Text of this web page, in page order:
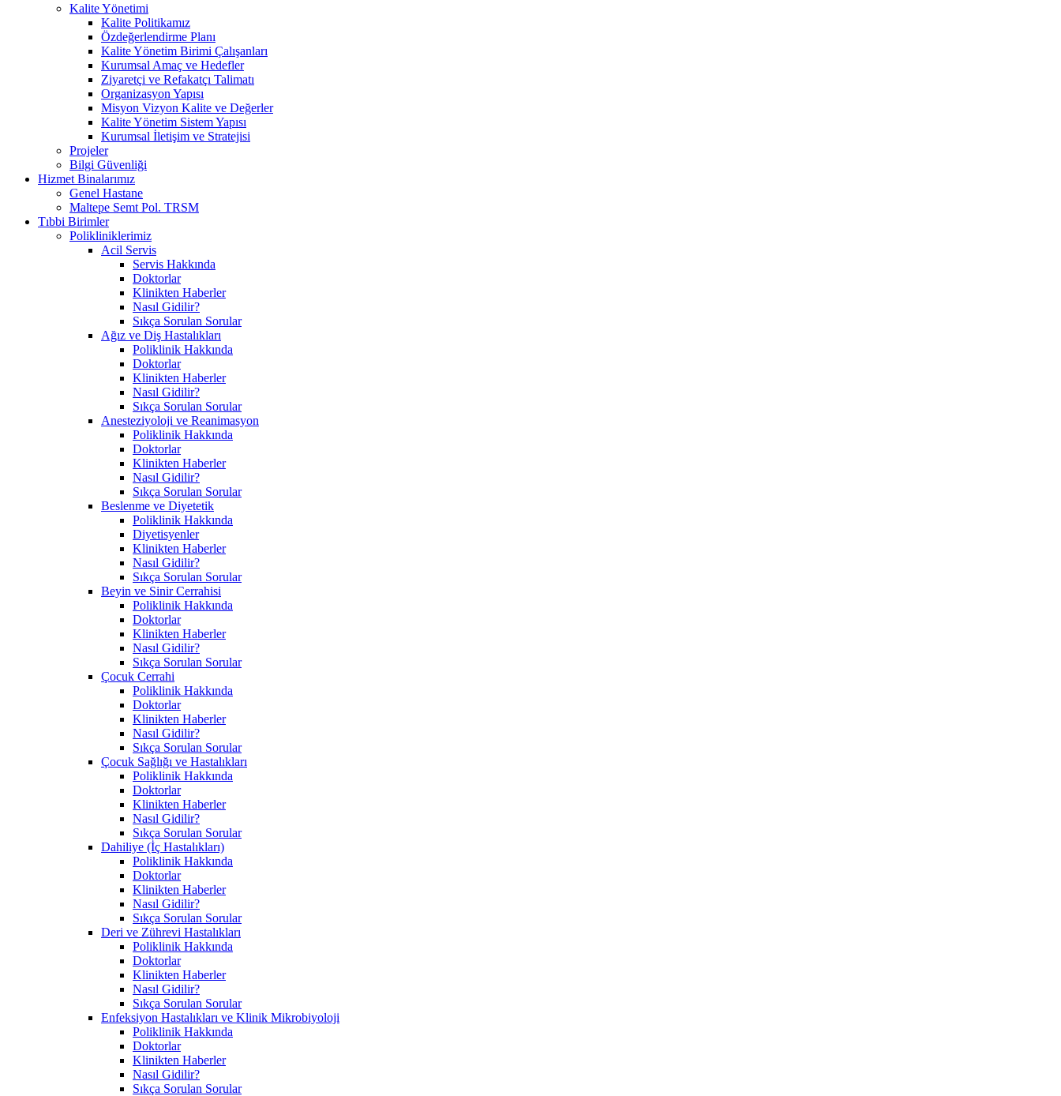
Kalite Yönetimi
Kalite Politikamız
Özdeğerlendirme Planı
Kalite Yönetim Birimi Çalışanları
Kurumsal Amaç ve Hedefler
Ziyaretçi ve Refakatçı Talimatı
Organizasyon Yapısı
Misyon Vizyon Kalite ve Değerler
Kalite Yönetim Sistem Yapısı
Kurumsal İletişim ve Stratejisi
Projeler
Bilgi Güvenliği
Hizmet Binalarımız
Genel Hastane
Maltepe Semt Pol. TRSM
Tıbbi Birimler
Polikliniklerimiz
Acil Servis
Servis Hakkında
Doktorlar
Klinikten Haberler
Nasıl Gidilir?
Sıkça Sorulan Sorular
Ağız ve Diş Hastalıkları
Poliklinik Hakkında
Doktorlar
Klinikten Haberler
Nasıl Gidilir?
Sıkça Sorulan Sorular
Anesteziyoloji ve Reanimasyon
Poliklinik Hakkında
Doktorlar
Klinikten Haberler
Nasıl Gidilir?
Sıkça Sorulan Sorular
Beslenme ve Diyetetik
Poliklinik Hakkında
Diyetisyenler
Klinikten Haberler
Nasıl Gidilir?
Sıkça Sorulan Sorular
Beyin ve Sinir Cerrahisi
Poliklinik Hakkında
Doktorlar
Klinikten Haberler
Nasıl Gidilir?
Sıkça Sorulan Sorular
Çocuk Cerrahi
Poliklinik Hakkında
Doktorlar
Klinikten Haberler
Nasıl Gidilir?
Sıkça Sorulan Sorular
Çocuk Sağlığı ve Hastalıkları
Poliklinik Hakkında
Doktorlar
Klinikten Haberler
Nasıl Gidilir?
Sıkça Sorulan Sorular
Dahiliye (İç Hastalıkları)
Poliklinik Hakkında
Doktorlar
Klinikten Haberler
Nasıl Gidilir?
Sıkça Sorulan Sorular
Deri ve Zührevi Hastalıkları
Poliklinik Hakkında
Doktorlar
Klinikten Haberler
Nasıl Gidilir?
Sıkça Sorulan Sorular
Enfeksiyon Hastalıkları ve Klinik Mikrobiyoloji
Poliklinik Hakkında
Doktorlar
Klinikten Haberler
Nasıl Gidilir?
Sıkça Sorulan Sorular